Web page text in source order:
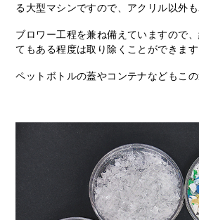
る大型マシンですので、アクリル以外も
ブロワー工程を兼ね備えていますので
てもある程度は取り除くことができます
ペットボトルの蓋やコンテナなどもこの